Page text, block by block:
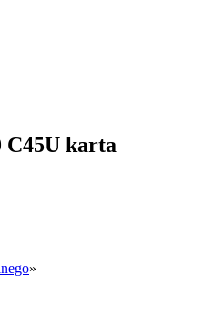
C45U karta